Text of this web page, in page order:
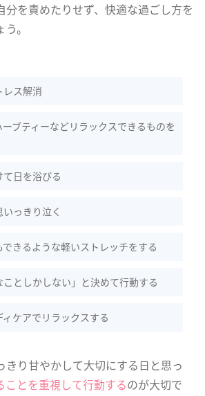
分を責めたりせず、快適な過ごし方を
。
レス解消
ブティーなどリラックスできるものを
日を浴びる
っきり泣く
きるような軽いストレッチをする
ことしかしない」と決めて行動する
ケアでリラックスする
きり甘やかして大切にする日と思っ
ことを重視して行動するのが大切で